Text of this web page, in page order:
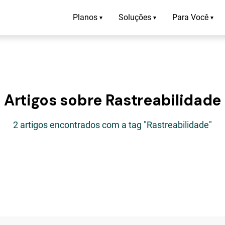
Planos ▾ Soluções ▾ Para Você ▾
Artigos sobre Rastreabilidade
2 artigos encontrados com a tag "Rastreabilidade"